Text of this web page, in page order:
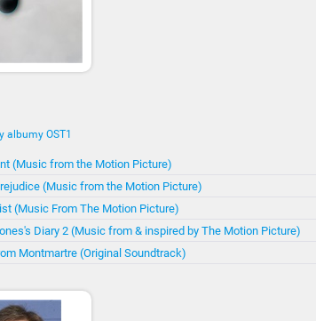
albumy OST1
(Music from the Motion Picture)
(Music from the Motion Picture)
(Music From The Motion Picture)
Diary 2 (Music from & inspired by The Motion Picture)
Montmartre (Original Soundtrack)